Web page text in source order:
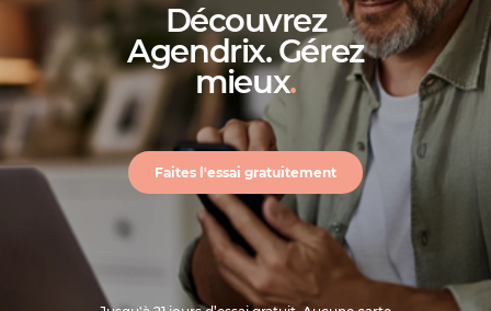
Découvrez
Agendrix. Gérez
mieux.
Faites l'essai gratuitement